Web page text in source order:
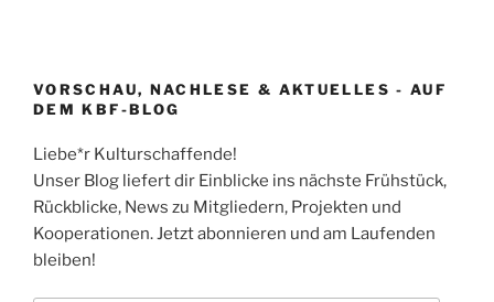
VORSCHAU, NACHLESE & AKTUELLES - AUF
DEM KBF-BLOG
Liebe*r Kulturschaffende!
Unser Blog liefert dir Einblicke ins nächste Frühstück,
Rückblicke, News zu Mitgliedern, Projekten und
Kooperationen. Jetzt abonnieren und am Laufenden
bleiben!